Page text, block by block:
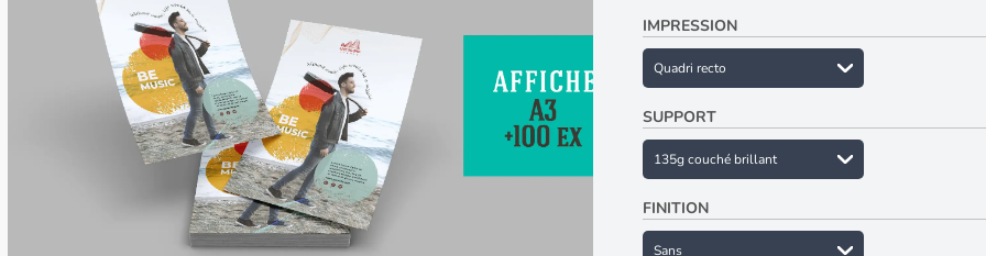
IMPRESSION
SUPPORT
FINITION